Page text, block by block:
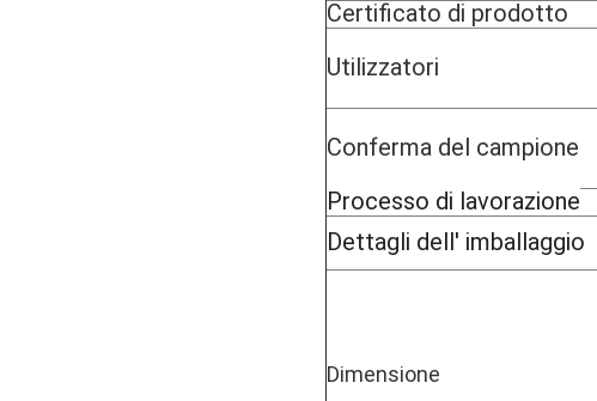
Certificato di prodotto
Utilizzatori
Conferma del campione
Processo di lavorazione
Dettagli dell' imballaggio
Dimensione